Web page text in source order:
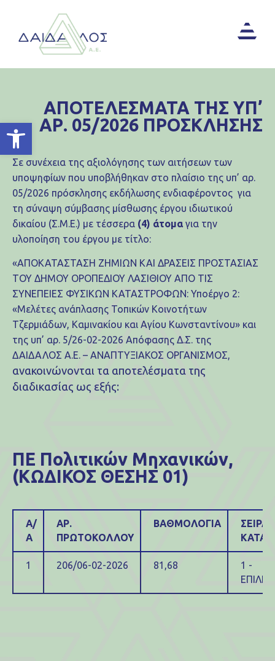
Ανοίξτε τη γραμμή εργαλείων
Σε συνέχεια της αξιολόγησης των αιτήσεων των
υποψηφίων που υποβλήθηκαν στο πλαίσιο της υπ’ αρ.
05/2026 πρόσκλησης εκδήλωσης ενδιαφέροντος για
τη σύναψη σύμβασης μίσθωσης έργου ιδιωτικού
δικαίου (Σ.Μ.Ε.) με τέσσερα (4) άτομα για την
υλοποίηση του έργου με τίτλο:
«ΑΠΟΚΑΤΑΣΤΑΣΗ ΖΗΜΙΩΝ ΚΑΙ ΔΡΑΣΕΙΣ ΠΡΟΣΤΑΣΙΑΣ
ΤΟΥ ΔΗΜΟΥ ΟΡΟΠΕΔΙΟΥ ΛΑΣΙΘΙΟΥ ΑΠΟ ΤΙΣ
ΣΥΝΕΠΕΙΕΣ ΦΥΣΙΚΩΝ ΚΑΤΑΣΤΡΟΦΩΝ: Υποέργο 2:
«Μελέτες ανάπλασης Τοπικών Κοινοτήτων
Τζερμιάδων, Καμινακίου και Αγίου Κωνσταντίνου» και
της υπ’ αρ. 5/26-02-2026 Απόφασης Δ.Σ. της
ΔΑΙΔΑΛΟΣ Α.Ε. – ΑΝΑΠΤΥΞΙΑΚΟΣ ΟΡΓΑΝΙΣΜΟΣ,
ανακοινώνονται τα αποτελέσματα της
διαδικασίας ως εξής:
ΑΠΟΤΕΛΕΣΜΑΤΑ ΤΗΣ ΥΠ’
ΑΡ. 05/2026 ΠΡΟΣΚΛΗΣΗΣ
ΠΕ Πολιτικών Μηχανικών,
(ΚΩΔΙΚΟΣ ΘΕΣΗΣ 01)
Α/
Α
ΑΡ.
ΠΡΩΤΟΚΟΛΛΟΥ
ΒΑΘΜΟΛΟΓΙΑ
ΣΕΙΡΑ
1 206/06-02-2026 81,68
1 -